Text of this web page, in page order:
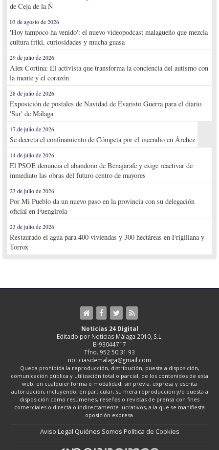
de Ceja de la Ñ
03 de agosto de 2026
'Hoy tampoco ha venido': el nuevo videopodcast malagueño que mezcla
cultura friki, curiosidades y mucha guasa
29 de julio de 2026
Alex Cortina: El activista que transforma la conciencia del autismo con
la mente y el corazón
28 de julio de 2026
Exposición de postales de Navidad de Evaristo Guerra para el diario
'Sur' de Málaga
17 de julio de 2026
Se decreta el confinamiento de Cómpeta por el incendio en Árchez
14 de julio de 2026
El PSOE denuncia el abandono de Benajarafe y exige reactivar de
inmediato las obras del futuro centro de mayores
23 de julio de 2026
Por Mi Pueblo da un nuevo paso en la provincia con su delegación
oficial en Fuengirola
23 de julio de 2026
Restaurado el agua para 400 viviendas y 300 hectáreas en Frigiliana y
Torrox
Noticias 24 Digital
Editado por Noticias Málaga 2010, S.L.
B-93044717
Tfno. 952 50 31 93
noticiasdemalaga@gmail.com
Queda prohibida la reproducción, distribución, puesta a disposición,
comunicación pública y utilización total o parcial, de los contenidos de esta
web, en cualquier forma o modalidad, sin previa, expresa y escrita
autorización, incluyendo, en particular, su mera reproducción y/o puesta a
disposición como resúmenes, reseñas o revistas de prensa con fines
comerciales o directa o indirectamente lucrativos, a la que se manifiesta
oposición expresa.
Aviso Legal Quiénes Somos Política de Cookies